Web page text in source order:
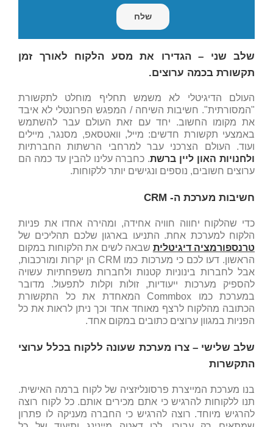
שלב שני – הגדירו את מסע הלקוח לאורך זמן
תקשורת בכמה ערוצים.
העולם הדיגיטלי לא משמש תחליף מוחלט לתקשורת
"המסורתית". חשיבות השיחה / המפגש הפרונטלי לא איבד
את מקומו החשוב. יחד עם זאת העולם עבר להשתמש
באמצעי תקשורת חדשים: מייל, וואטסאפ, מסנגר, מיילים
ועוד. העולם הצרכני עבר למרחבי הרשתות החברתיות
ולחנויות האון ליין ברשת. כחברה עלינו להבין עד כמה הם
ערוצים חשובים, נוספים ונגישים יותר ללקוחות.
חשיבות מערכת ה- CRM
כדי שהלקוח יחווה חוויה אחידה, ומהירה אחדו את פניות
הלקוח למערכת אחת. התניעו בארגון שלכם תהליכים של
טרנספורמציה דיגיטלית שבאה לשים את הלקוחות במקום
הראשון. דעו לכם כי מערכות כמו CRM הן יקרות ומורכבות,
אבל לחברות בינוניות קטנות ולחברות משפחתיות עשויה
להספיק מערכות ייעודיות, זולות וקלות לתפעול. מדובר
במערכת כמו Commbox המאחדת את כל התקשורת
הכתובה מהלקוח לרצף מאוחד אחד וכך ניתן לראות את כל
הפניות במגוון ערוצים כתובים במקום אחד.
שלב שלישי – צרו מערכת שעונה ללקוח בכלל ערוצי
התקשרות
בנו מערכת המייצרת פרסונליזציה של לקוח ברמה האישית.
תנו ללקוחות להרגיש כי אתם מכירים אותם. כל לקוח רוצה
להרגיש מיוחד. רוצה להרגיש כי החברה מעניקה לו פתרון